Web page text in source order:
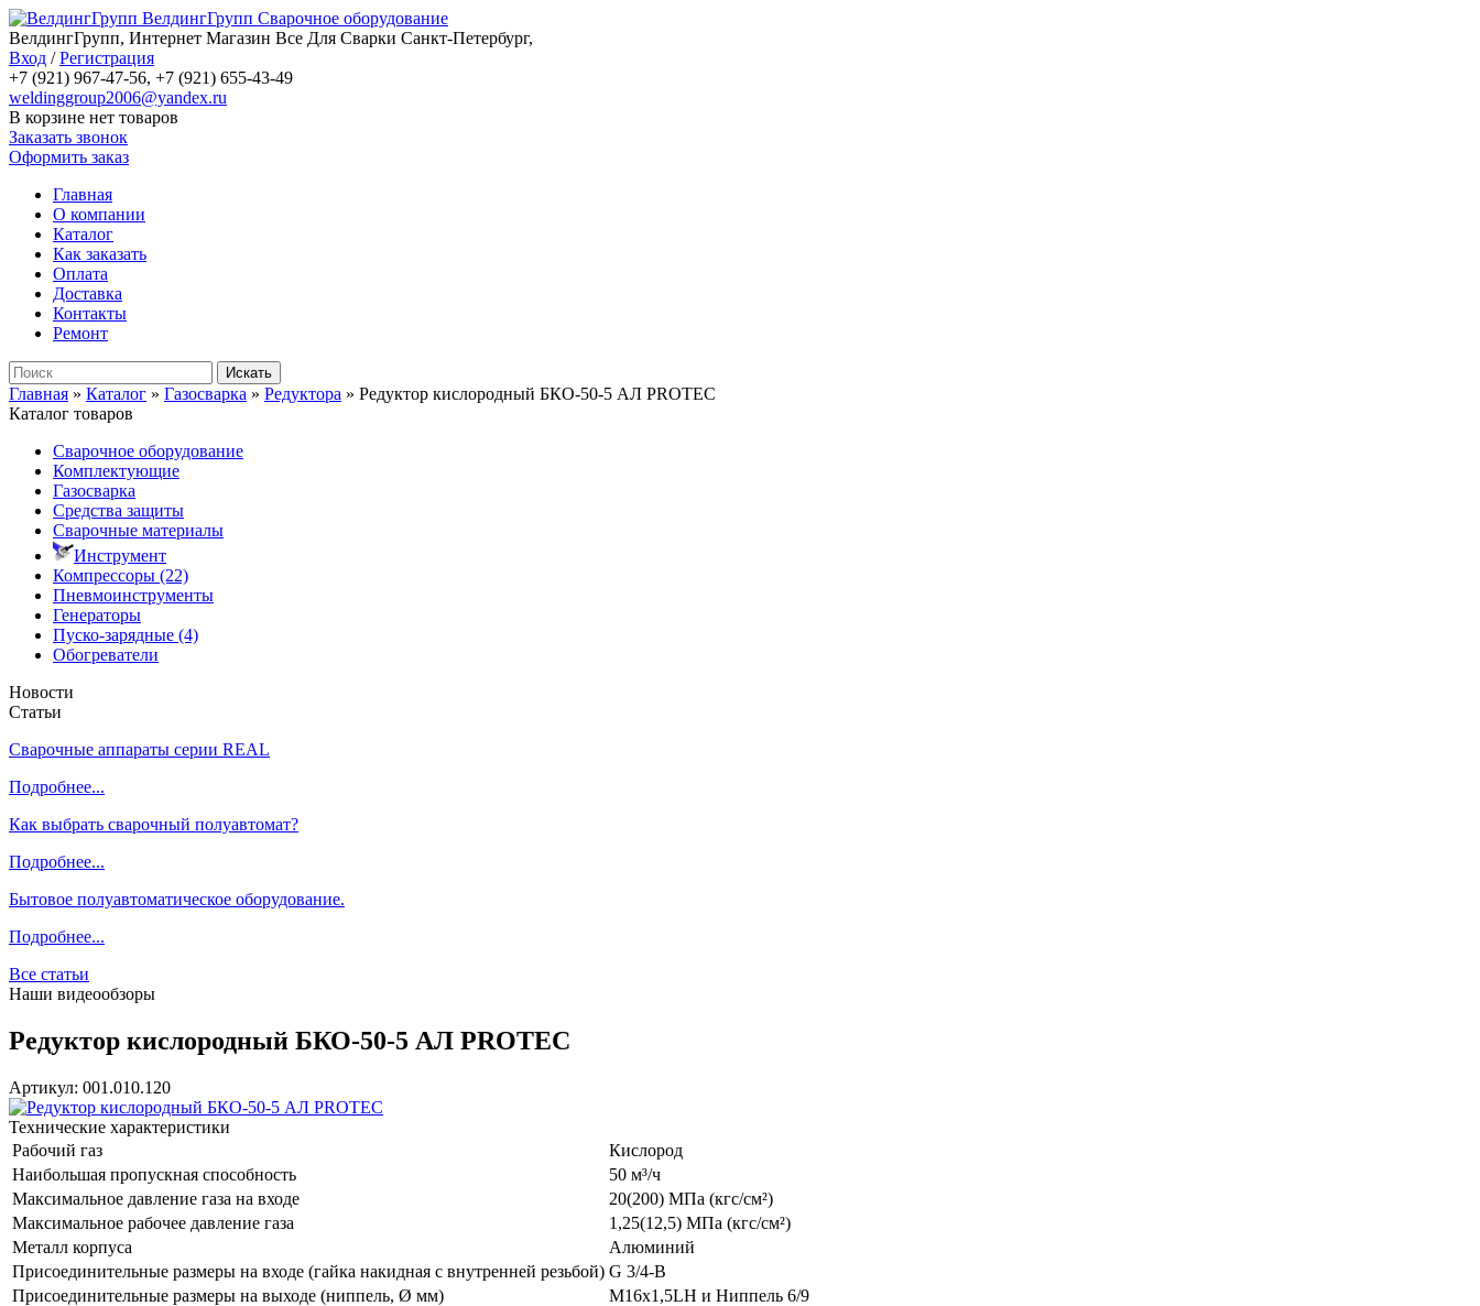
ВелдингГрупп Сварочное оборудование
ВелдингГрупп, Интернет Магазин Все Для Сварки Санкт-Петербург,
Вход /Регистрация
+7 (921) 967-47-56, +7 (921) 655-43-49
weldinggroup2006@yandex.ru
В корзине нет товаров
Заказать звонок
Оформить заказ
Главная
О компании
Каталог
Как заказать
Оплата
Доставка
Контакты
Ремонт
Главная » Каталог » Газосварка » Редуктора » Редуктор кислородный БКО-50-5 АЛ PROTEC
Каталог товаров
Сварочное оборудование
Комплектующие
Газосварка
Средства защиты
Сварочные материалы
Инструмент
Компрессоры (22)
Пневмоинструменты
Генераторы
Пуско-зарядные (4)
Обогреватели
Новости
Статьи
Сварочные аппараты серии REAL
Подробнее...
Как выбрать сварочный полуавтомат?
Подробнее...
Бытовое полуавтоматическое оборудование.
Подробнее...
Все статьи
Наши видеообзоры
Редуктор кислородный БКО-50-5 АЛ PROTEC
Артикул: 001.010.120
Технические характеристики
Рабочий газ
Кислород
Наибольшая пропускная способность
50 м³/ч
Максимальное давление газа на входе
20(200) МПа (кгс/см²)
Максимальное рабочее давление газа
1,25(12,5) МПа (кгс/см²)
Металл корпуса
Алюминий
Присоединительные размеры на входе (гайка накидная с внутренней резьбой) G 3/4-B
Присоединительные размеры на выходе (ниппель, Ø мм)
M16х1,5LH и Ниппель 6/9